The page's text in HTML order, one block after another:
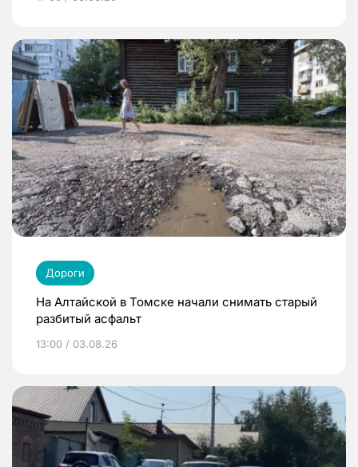
Дороги
На Алтайской в Томске начали снимать старый
разбитый асфальт
13:00 / 03.08.26